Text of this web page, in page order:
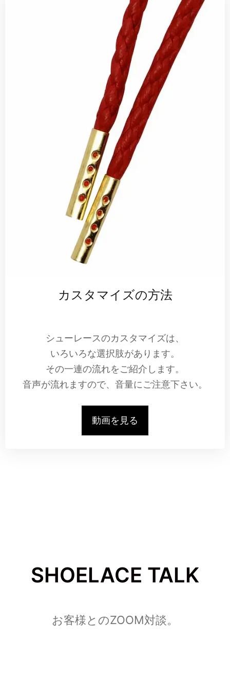
カスタマイズの方法
シューレースのカスタマイズは、
いろいろな選択肢があります。
その一連の流れをご紹介します。
音声が流れますので、音量にご注意下さい。
動画を見る
SHOELACE TALK
お客様とのZOOM対談。